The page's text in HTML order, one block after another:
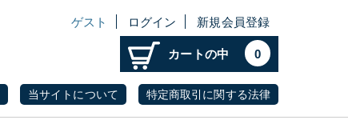
ゲスト ログイン 新規会員登録
カートの中 0
当サイトについて 特定商取引に関する法律